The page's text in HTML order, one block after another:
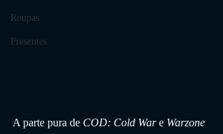
Roupas
Presentes
A parte pura de COD: Cold War e Warzone